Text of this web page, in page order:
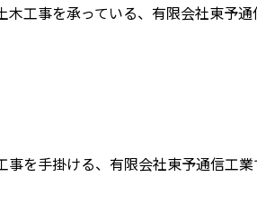
工事を承っている、有限会社東予通
を手掛ける、有限会社東予通信工業